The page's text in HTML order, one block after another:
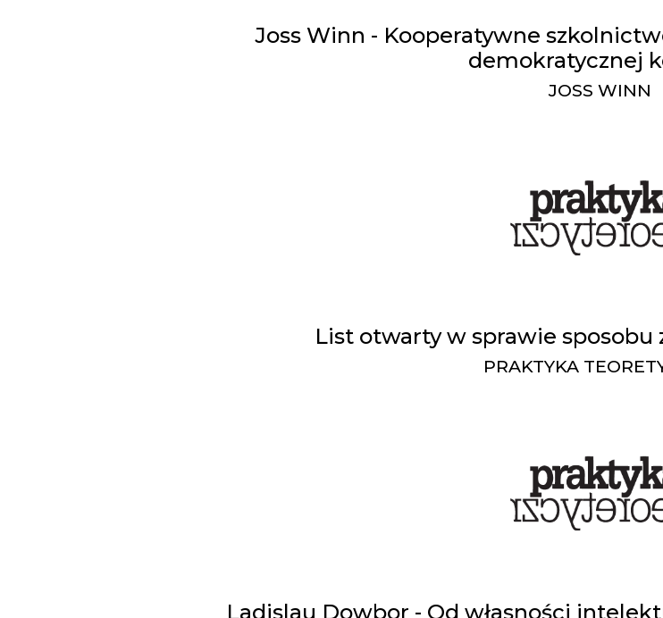
Joss Winn - Kooperatywne
demokratycznej
JOSS WINN
List otwarty w sprawie sposobu
PRAKTYKA
Ladislau Dowbor - Od własności